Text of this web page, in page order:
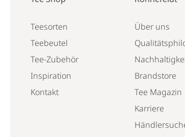
Teesorten
Teebeutel
Tee-Zubehör
Inspiration
Kontakt
Über uns
Brandstore
Tee Magazin
Karriere